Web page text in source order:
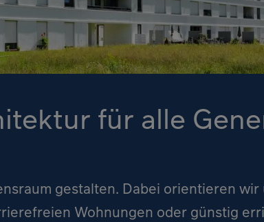
für alle
gestalten. Dabei orientieren
Wohnungen oder günstig